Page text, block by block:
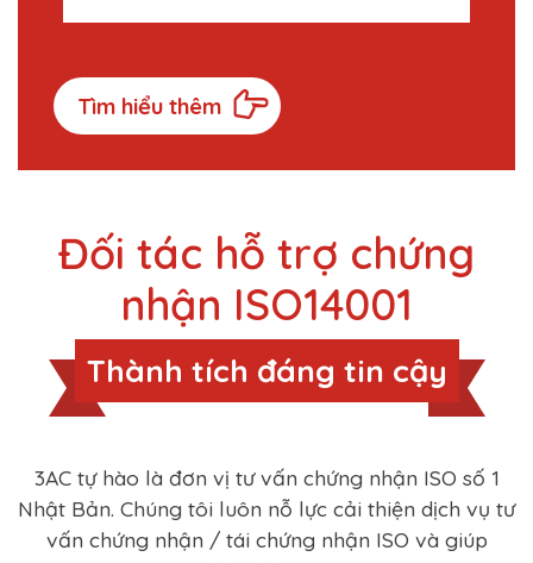
Tìm hiểu thêm
Đối tác hỗ trợ chứng
nhận ISO14001
Thành tích đáng tin cậy
3AC tự hào là đơn vị tư vấn chứng nhận ISO số 1
Nhật Bản. Chúng tôi luôn nỗ lực cải thiện dịch vụ tư
vấn chứng nhận / tái chứng nhận ISO và giúp